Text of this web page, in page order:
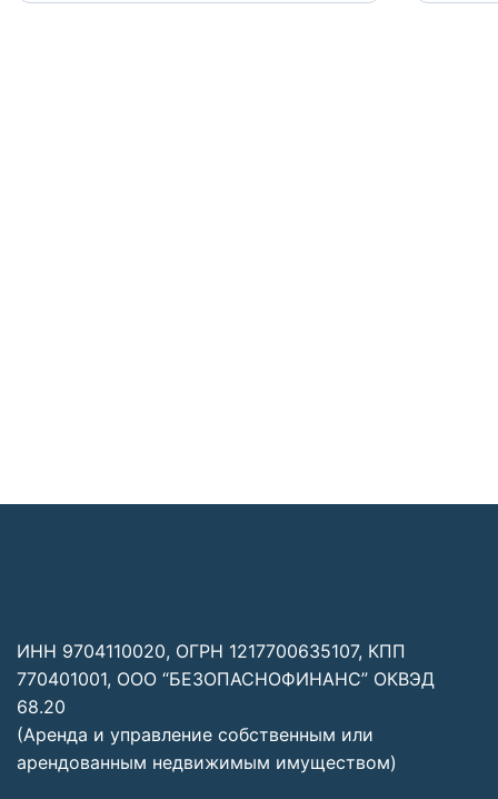
ИНН 9704110020, ОГРН 1217700635107, КПП
770401001, ООО “БЕЗОПАСНОФИНАНС” ОКВЭД
68.20
(Аренда и управление собственным или
арендованным недвижимым имуществом)